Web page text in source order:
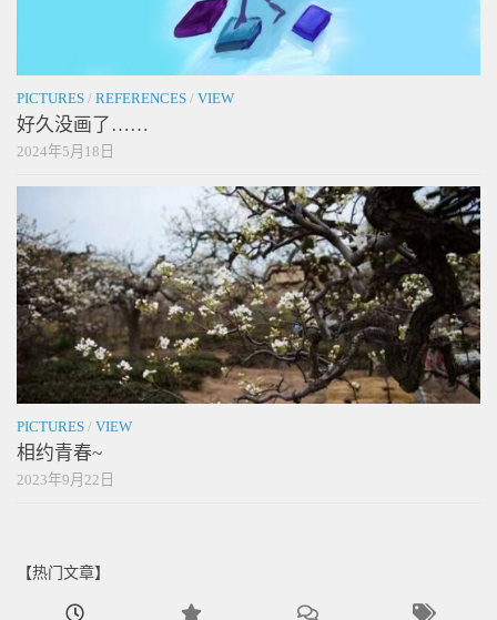
PICTURES / REFERENCES / VIEW
好久没画了……
2024年5月18日
PICTURES / VIEW
相约青春~
2023年9月22日
【热门文章】